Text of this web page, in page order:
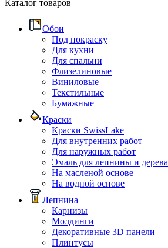
Каталог товаров
Обои
Под покраску
Для кухни
Для спальни
Флизелиновые
Виниловые
Текстильные
Бумажные
Краски
Краски SwissLake
Для внутренних работ
Для наружных работ
Эмаль для лепнины и дерева
На масленой основе
На водной основе
Лепнина
Карнизы
Молдинги
Декоративные 3D панели
Плинтусы